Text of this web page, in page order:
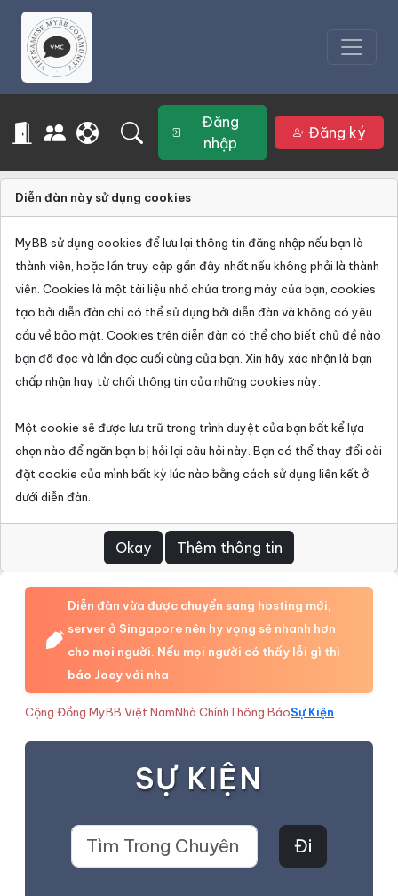
Đăng
nhập
Đăng ký
Diễn đàn này sử dụng cookies
MyBB sử dụng cookies để lưu lại thông tin đăng nhập nếu bạn là
thành viên, hoặc lần truy cập gần đây nhất nếu không phải là thành
viên. Cookies là một tài liệu nhỏ chứa trong máy của bạn, cookies
tạo bởi diễn đàn chỉ có thể sử dụng bởi diễn đàn và không có yêu
cầu về bảo mật. Cookies trên diễn đàn có thể cho biết chủ đề nào
bạn đã đọc và lần đọc cuối cùng của bạn. Xin hãy xác nhận là bạn
chấp nhận hay từ chối thông tin của những cookies này.
Một cookie sẽ được lưu trữ trong trình duyệt của bạn bất kể lựa
chọn nào để ngăn bạn bị hỏi lại câu hỏi này. Bạn có thể thay đổi cài
đặt cookie của mình bất kỳ lúc nào bằng cách sử dụng liên kết ở
dưới diễn đàn.
Diễn đàn vừa được chuyển sang hosting mới,
server ở Singapore nên hy vọng sẽ nhanh hơn
cho mọi người. Nếu mọi người có thấy lỗi gì thì
báo Joey với nha
Cộng Đồng MyBB Việt NamNhà ChínhThông BáoSự Kiện
SỰ KIỆN